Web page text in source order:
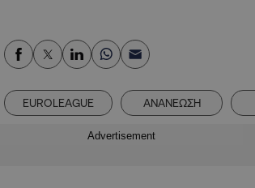
EUROLEAGUE ΑΝΑΝΕΩΣΗ
Advertisement